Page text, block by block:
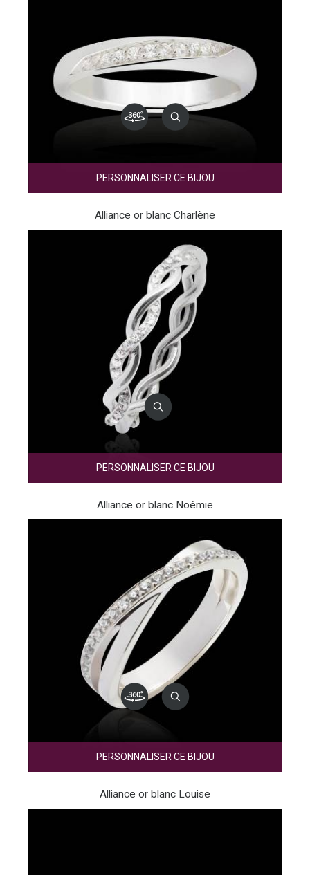
PERSONNALISER CE BIJOU
Alliance or blanc Charlène
PERSONNALISER CE BIJOU
Alliance or blanc Noémie
PERSONNALISER CE BIJOU
Alliance or blanc Louise